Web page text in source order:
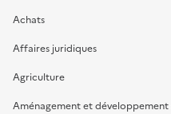
Achats
Affaires juridiques
Agriculture
Aménagement et